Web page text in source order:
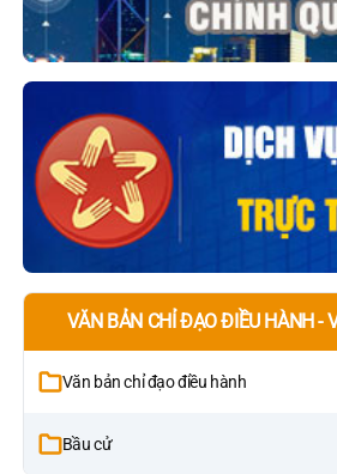
VĂN BẢN CHỈ ĐẠO ĐIỀU HÀNH -
Văn bản chỉ đạo điều hành
Bầu cử